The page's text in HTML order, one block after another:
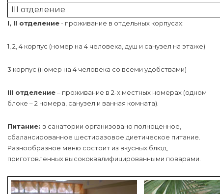
III отделение
I, II отделение- проживание в отдельных корпусах:
1, 2, 4 корпус (номер на 4 человека, душ и санузел на этаже)
3 корпус (номер на 4 человека со всеми удобствами)
III отделение– проживание в 2-х местных номерах (одном
блоке – 2 номера, санузел и ванная комната).
Питание: в санатории организовано полноценное,
сбалансированное шестиразовое диетическое питание.
Разнообразное меню состоит из вкусных блюд,
приготовленных высококвалифицированными поварами.